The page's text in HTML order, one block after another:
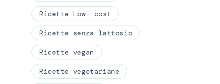
Ricette Low- cost
Ricette senza lattosio
Ricette vegan
Ricette vegetariane